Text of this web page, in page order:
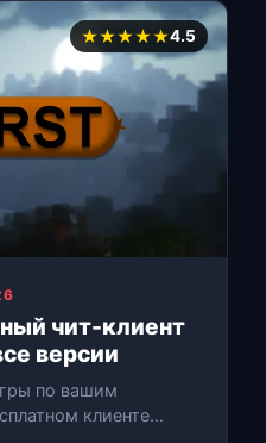
★★★★★4.5
чит-клиент
версии
по вашим
клиенте